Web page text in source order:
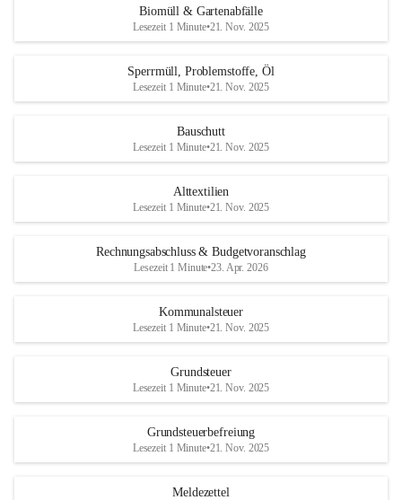
Biomüll & Gartenabfälle
Lesezeit 1 Minute•21. Nov. 2025
Sperrmüll, Problemstoffe, Öl
Lesezeit 1 Minute•21. Nov. 2025
Bauschutt
Lesezeit 1 Minute•21. Nov. 2025
Alttextilien
Lesezeit 1 Minute•21. Nov. 2025
Rechnungsabschluss & Budgetvoranschlag
Lesezeit 1 Minute•23. Apr. 2026
Kommunalsteuer
Lesezeit 1 Minute•21. Nov. 2025
Grundsteuer
Lesezeit 1 Minute•21. Nov. 2025
Grundsteuerbefreiung
Lesezeit 1 Minute•21. Nov. 2025
Meldezettel